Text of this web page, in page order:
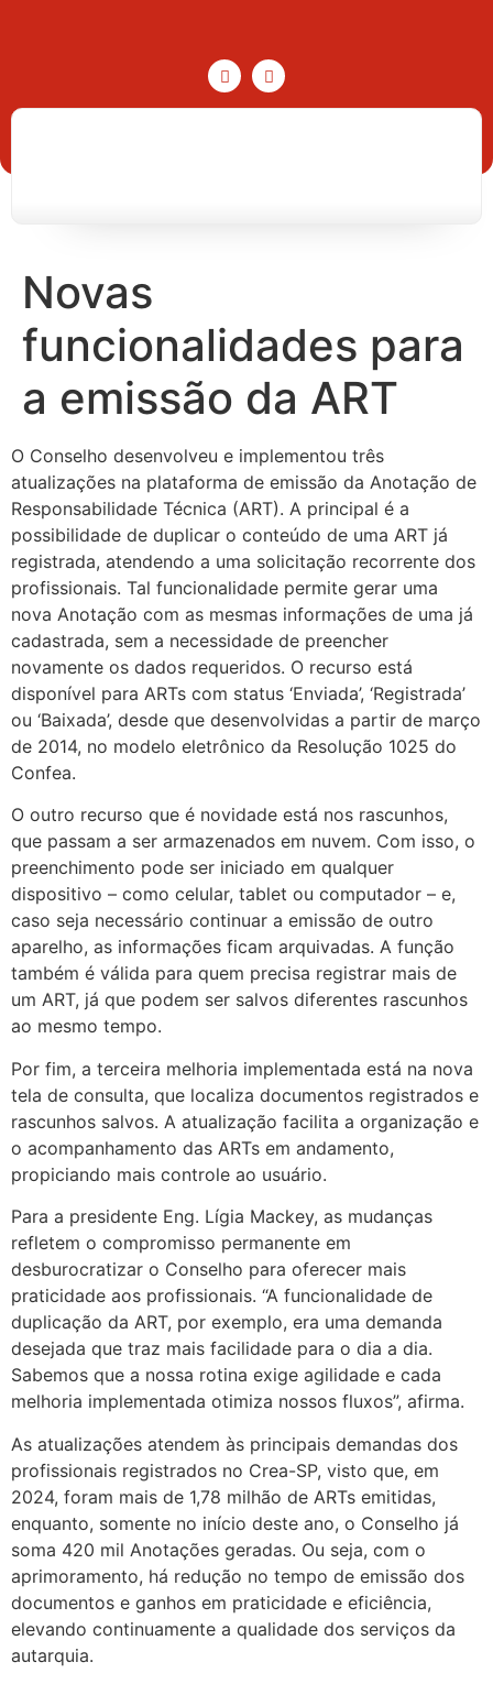
Novas
funcionalidades para
a emissão da ART
O Conselho desenvolveu e implementou três
atualizações na plataforma de emissão da Anotação de
Responsabilidade Técnica (ART). A principal é a
possibilidade de duplicar o conteúdo de uma ART já
registrada, atendendo a uma solicitação recorrente dos
profissionais. Tal funcionalidade permite gerar uma
nova Anotação com as mesmas informações de uma já
cadastrada, sem a necessidade de preencher
novamente os dados requeridos. O recurso está
disponível para ARTs com status ‘Enviada’, ‘Registrada’
ou ‘Baixada’, desde que desenvolvidas a partir de março
de 2014, no modelo eletrônico da Resolução 1025 do
Confea.
O outro recurso que é novidade está nos rascunhos,
que passam a ser armazenados em nuvem. Com isso, o
preenchimento pode ser iniciado em qualquer
dispositivo – como celular, tablet ou computador – e,
caso seja necessário continuar a emissão de outro
aparelho, as informações ficam arquivadas. A função
também é válida para quem precisa registrar mais de
um ART, já que podem ser salvos diferentes rascunhos
ao mesmo tempo.
Por fim, a terceira melhoria implementada está na nova
tela de consulta, que localiza documentos registrados e
rascunhos salvos. A atualização facilita a organização e
o acompanhamento das ARTs em andamento,
propiciando mais controle ao usuário.
Para a presidente Eng. Lígia Mackey, as mudanças
refletem o compromisso permanente em
desburocratizar o Conselho para oferecer mais
praticidade aos profissionais. “A funcionalidade de
duplicação da ART, por exemplo, era uma demanda
desejada que traz mais facilidade para o dia a dia.
Sabemos que a nossa rotina exige agilidade e cada
melhoria implementada otimiza nossos fluxos”, afirma.
As atualizações atendem às principais demandas dos
profissionais registrados no Crea-SP, visto que, em
2024, foram mais de 1,78 milhão de ARTs emitidas,
enquanto, somente no início deste ano, o Conselho já
soma 420 mil Anotações geradas. Ou seja, com o
aprimoramento, há redução no tempo de emissão dos
documentos e ganhos em praticidade e eficiência,
elevando continuamente a qualidade dos serviços da
autarquia.